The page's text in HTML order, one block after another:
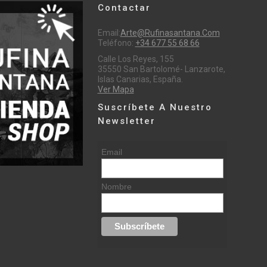
Contactar
Email:Arte@rufinasantana.com
Teléfono: +34 677 55 68 66
Calle Los Reyes, 155
35550 San Bartolomé- Lanzarote,
Islas Canarias, España.
Ver Mapa
Suscríbete A Nuestro
Newsletter
Email
Nombre